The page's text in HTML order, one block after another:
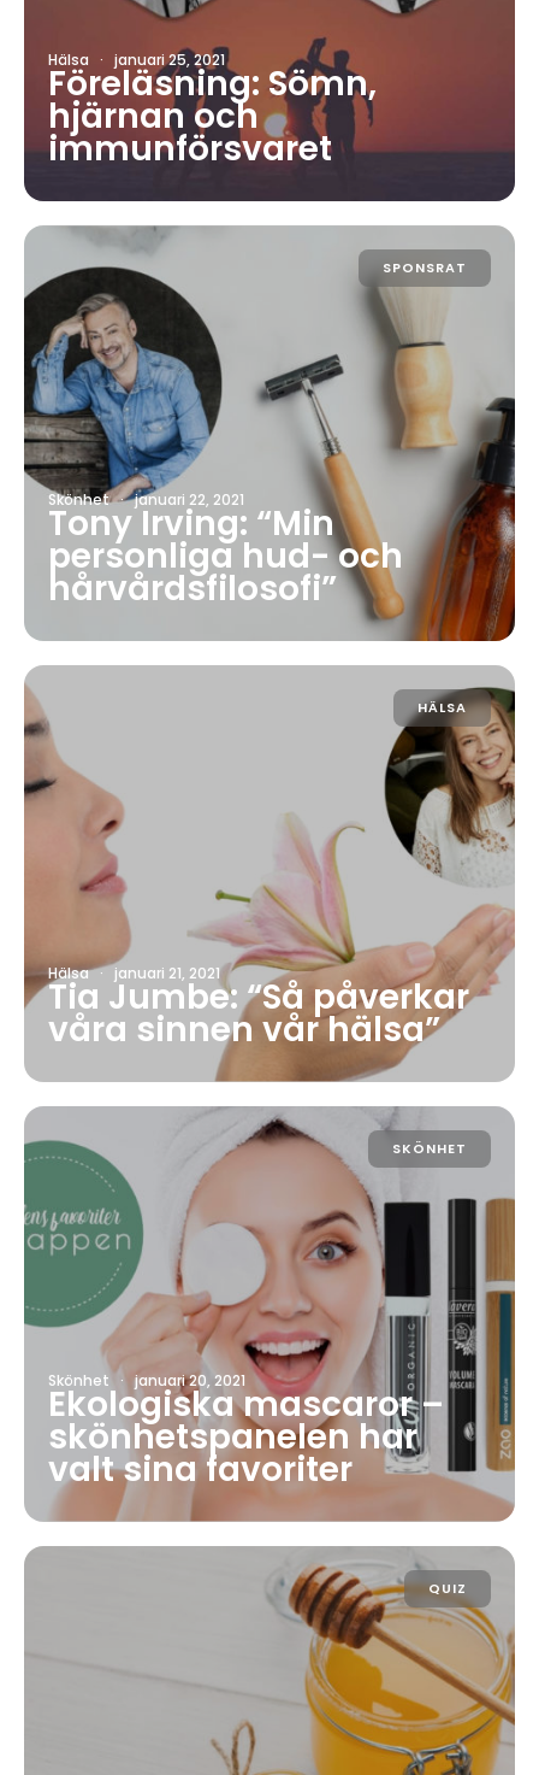
Hälsa · januari 25, 2021
Föreläsning: Sömn,
hjärnan och
immunförsvaret
SPONSRAT
Skönhet · januari 22, 2021
Tony Irving: “Min
personliga hud- och
hårvårdsfilosofi”
HÄLSA
Hälsa · januari 21, 2021
Tia Jumbe: “Så påverkar
våra sinnen vår hälsa”
SKÖNHET
Skönhet · januari 20, 2021
Ekologiska mascaror –
skönhetspanelen har
valt sina favoriter
QUIZ